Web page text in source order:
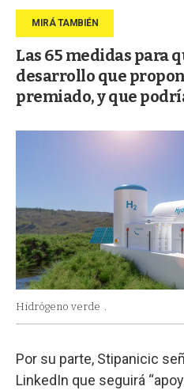
Las 65 medidas para
desarrollo que
premiado, y que
Hidrógeno verde .
Por su parte, Stipanicic
LinkedIn que seguirá